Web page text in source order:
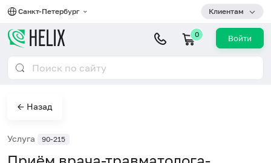
Санкт-Петербург Клиентам
0 Войти
← Назад
Услуга 90-215